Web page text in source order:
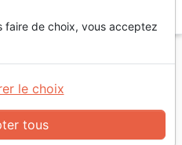
Dieu
nous - Le temple, de l'Éden
nous
faire de choix, vous acceptez
tous
le choix